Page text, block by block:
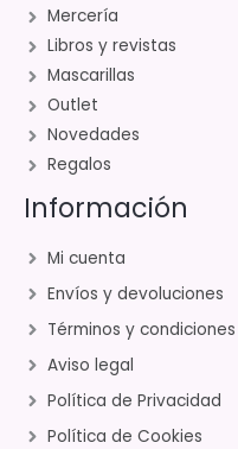
Mercería
Libros y revistas
Mascarillas
Outlet
Novedades
Regalos
Información
Mi cuenta
Envíos y devoluciones
Términos y condiciones
Aviso legal
Política de Privacidad
Política de Cookies